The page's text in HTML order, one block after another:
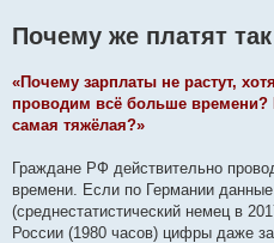
Почему же платят
«Почему зарплаты не растут,
проводим всё больше времени?
самая тяжёлая?»
Граждане РФ действительно
времени. Если по Германии
(среднестатистический немец в
России (1980 часов) цифры даже